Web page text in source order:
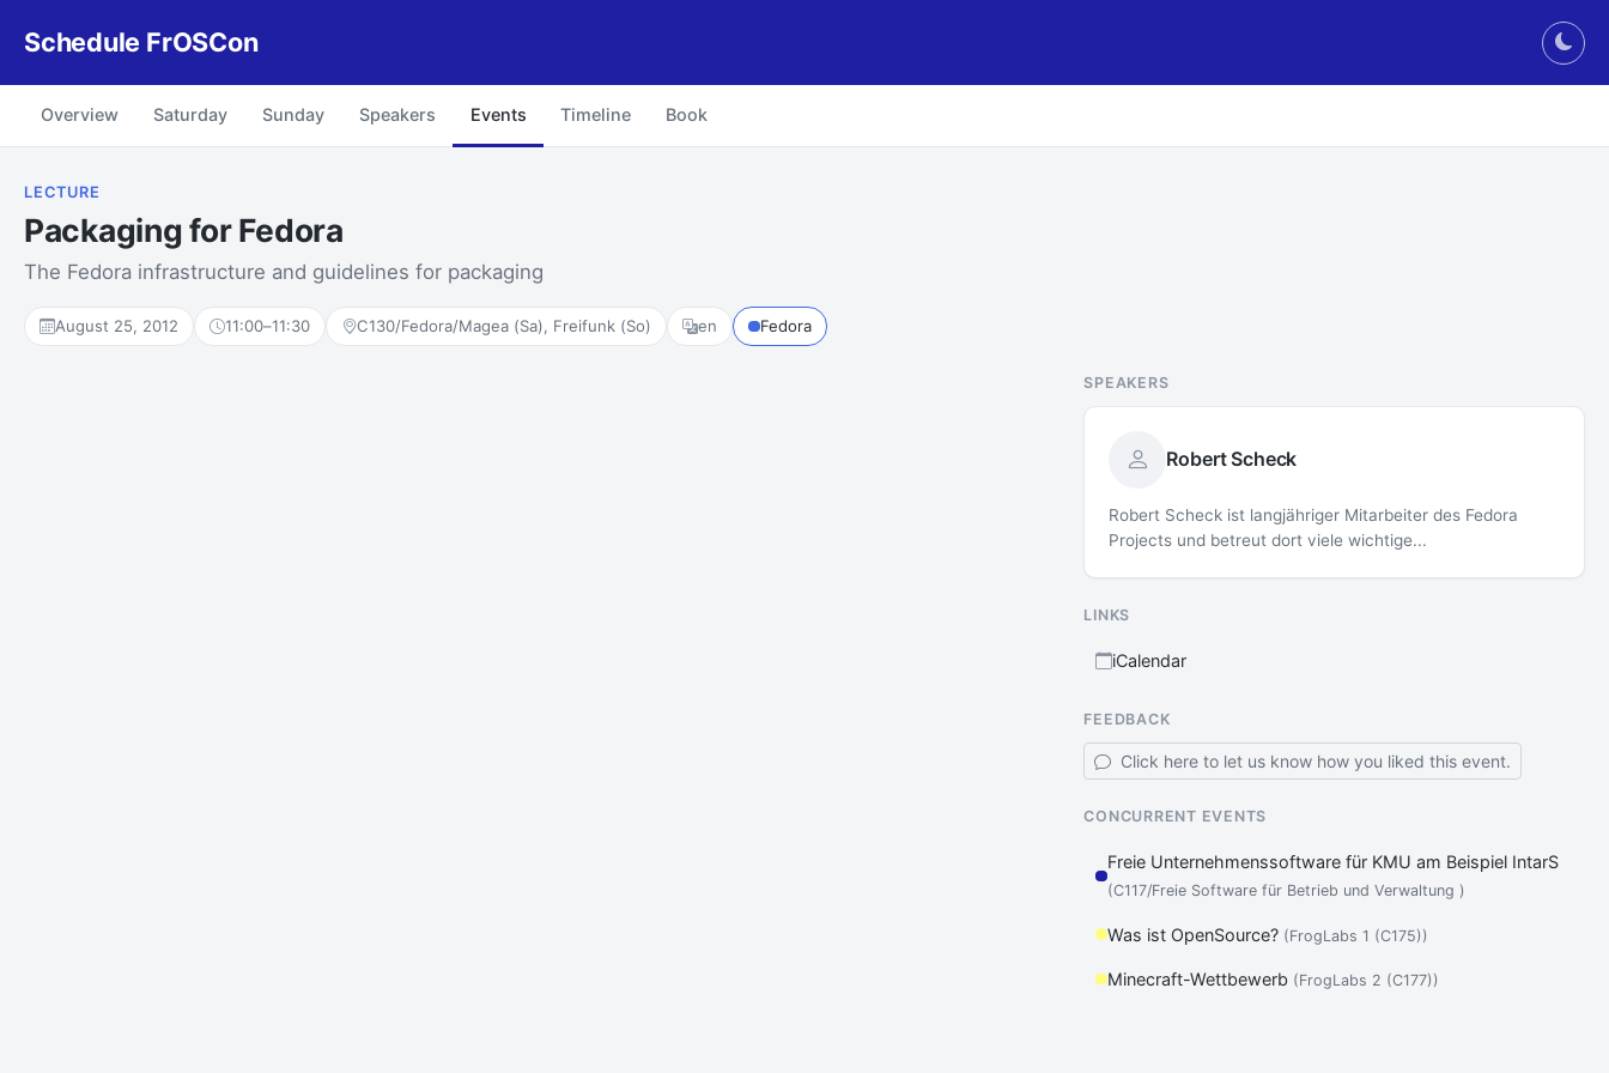
Schedule FrOSCon
Overview Saturday Sunday Speakers Events Timeline Book
LECTURE
Packaging for Fedora
The Fedora infrastructure and guidelines for packaging
August 25, 2012 11:00–11:30 C130/Fedora/Magea (Sa), Freifunk (So) en Fedora
SPEAKERS
Robert Scheck
Robert Scheck ist langjähriger Mitarbeiter des Fedora
Projects und betreut dort viele wichtige...
LINKS
iCalendar
FEEDBACK
Click here to let us know how you liked this event.
CONCURRENT EVENTS
Freie Unternehmenssoftware für KMU am Beispiel IntarS
(C117/Freie Software für Betrieb und Verwaltung )
Was ist OpenSource? (FrogLabs 1 (C175))
Minecraft-Wettbewerb (FrogLabs 2 (C177))